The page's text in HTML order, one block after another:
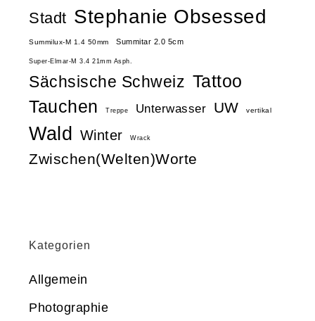
Stadt Stephanie Obsessed
Summilux-M 1.4 50mm Summitar 2.0 5cm
Super-Elmar-M 3.4 21mm Asph.
Sächsische Schweiz Tattoo
Tauchen
Treppe Unterwasser UW vertikal
Wald Winter Wrack
Zwischen(Welten)Worte
Kategorien
Allgemein
Photographie